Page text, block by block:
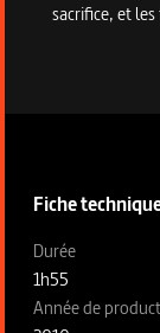
sacrifice, et
Fiche
Fiche
Durée
1h55
Année de